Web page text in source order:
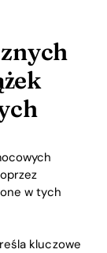
w tych
kluczowe